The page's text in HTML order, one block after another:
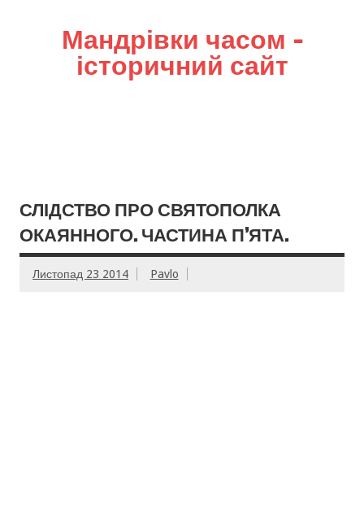
Мандрівки часом –
історичний сайт
СЛІДСТВО ПРО СВЯТОПОЛКА
ОКАЯННОГО. ЧАСТИНА П’ЯТА.
Листопад 23 2014 Pavlo